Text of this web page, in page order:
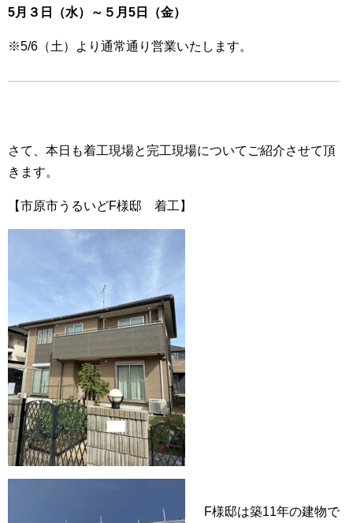
5月３日（水）～５月5日（金）
※5/6（土）より通常通り営業いたします。
さて、本日も着工現場と完工現場についてご紹介させて頂
きます。
【市原市うるいどF様邸 着工】
F様邸は築11年の建物で